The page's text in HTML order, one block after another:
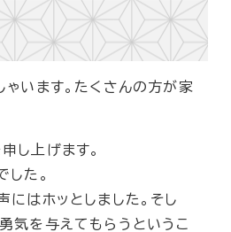
います。たくさんの方が家
し上げます。
た。
はホッとしました。そし
気を与えてもらうというこ